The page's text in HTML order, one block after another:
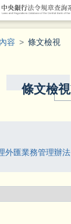
容 條文檢視
條文檢視
外匯業務管理辦法